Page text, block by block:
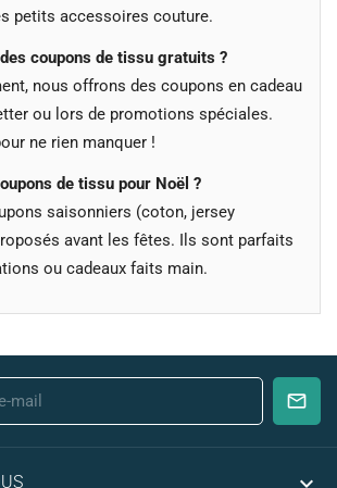
petits accessoires couture.
coupons de tissu gratuits ?
nous offrons des coupons en cadeau
ou lors de promotions spéciales.
ne rien manquer !
de tissu pour Noël ?
saisonniers (coton, jersey
avant les fêtes. Ils sont parfaits
ou cadeaux faits main.